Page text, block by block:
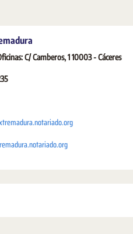
C/ Camberos, 1 10003 - Cáceres